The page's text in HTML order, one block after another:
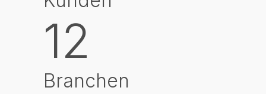
12
Branchen